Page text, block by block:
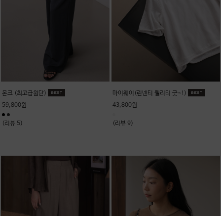
몬크 (최고급원단)
59,800원
(리뷰 5)
마이웨이(린넨티 퀄리티 굿~!)
43,800원
(리뷰 9)